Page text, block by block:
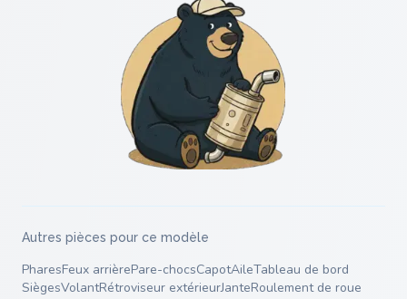
Autres pièces pour ce modèle
PharesFeux arrièrePare-chocsCapotAileTableau de bord
SiègesVolantRétroviseur extérieurJanteRoulement de roue